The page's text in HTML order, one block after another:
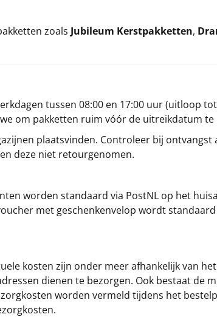
zoals Jubileum Kerstpakketten,
tussen 08:00 en 17:00 uur (uitloop
om pakketten ruim vóór de uitreikdatum te
plaatsvinden. Controleer bij
deze niet retourgenomen.
worden standaard via PostNL op het
met geschenkenvelop wordt
kosten zijn onder meer afhankelijk van
dienen te bezorgen. Ook bestaat de
worden vermeld tijdens het